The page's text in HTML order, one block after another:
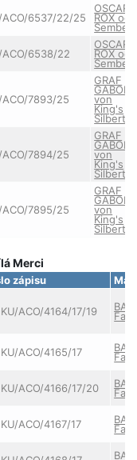
ACO/6537/22/25
OSCAR
ROX od
ACO/6538/22
OSCAR
ROX od
ACO/7893/25
GRAF
GABOR
von
King's
Silbertal
ACO/7894/25
GRAF
GABOR
von
King's
Silbertal
ACO/7895/25
GRAF
GABOR
von
King's
Silbertal
Merci
zápisu
ACO/4164/17/19
ACO/4165/17
ACO/4166/17/20
ACO/4167/17